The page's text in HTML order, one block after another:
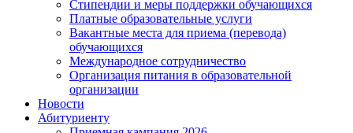
Стипендии и меры поддержки обучающихся
Платные образовательные услуги
Вакантные места для приема (перевода)
обучающихся
Международное сотрудничество
Организация питания в образовательной
организации
Новости
Абитуриенту